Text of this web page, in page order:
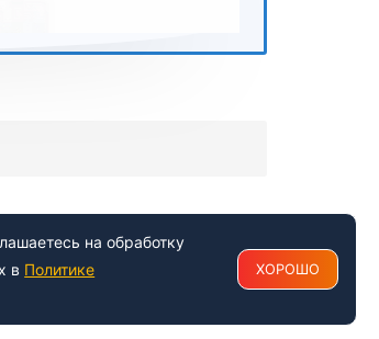
на обработку
в Политике
ХОРОШО